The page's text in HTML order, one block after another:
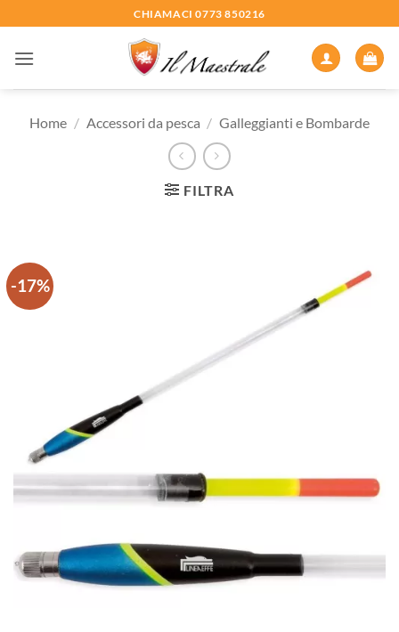
ai
contenuti
CHIAMACI 0773 850216
Home / Accessori da pesca / Galleggianti e Bombarde
FILTRA
-17%